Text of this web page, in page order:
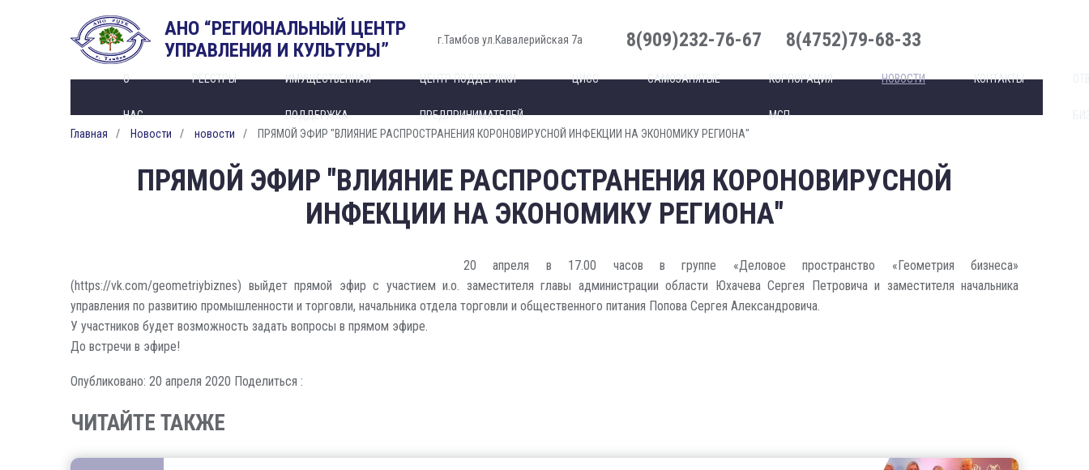
АНО “РЕГИОНАЛЬНЫЙ ЦЕНТР
УПРАВЛЕНИЯ И КУЛЬТУРЫ”
г.Тамбов ул.Кавалерийская 7а 8(909)232-76-67 8(4752)79-68-33
О
НАС
РЕЕСТРЫ ИМУЩЕСТВЕННАЯ
ПОДДЕРЖКА
ЦЕНТР ПОДДЕРЖКИ
ПРЕДПРИНИМАТЕЛЕЙ
ЦИСС САМОЗАНЯТЫЕ КОРПОРАЦИЯ
МСП
НОВОСТИ КОНТАКТЫ
Главная
Новости новости ПРЯМОЙ ЭФИР "ВЛИЯНИЕ РАСПРОСТРАНЕНИЯ КОРОНОВИРУСНОЙ ИНФЕКЦИИ НА ЭКОНОМИКУ РЕГИОНА"
ПРЯМОЙ ЭФИР "ВЛИЯНИЕ РАСПРОСТРАНЕНИЯ КОРОНОВИРУСНОЙ
ИНФЕКЦИИ НА ЭКОНОМИКУ РЕГИОНА"
20 апреля в 17.00 часов в группе «Деловое пространство «Геометрия бизнеса»
(https://vk.com/geometriybiznes) выйдет прямой эфир с участием и.о. заместителя главы администрации области Юхачева Сергея Петровича и заместителя начальника
управления по развитию промышленности и торговли, начальника отдела торговли и общественного питания Попова Сергея Александровича.
У участников будет возможность задать вопросы в прямом эфире.
До встречи в эфире!
Опубликовано: 20 апреля 2020 Поделиться :
ЧИТАЙТЕ ТАКЖЕ